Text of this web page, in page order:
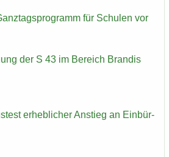
für Schu­len vor
der S 43 im Be­reich Bran­dis
er­heb­li­cher An­stieg an Ein­bür­